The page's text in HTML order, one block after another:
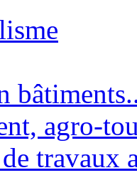
agro-
travaux